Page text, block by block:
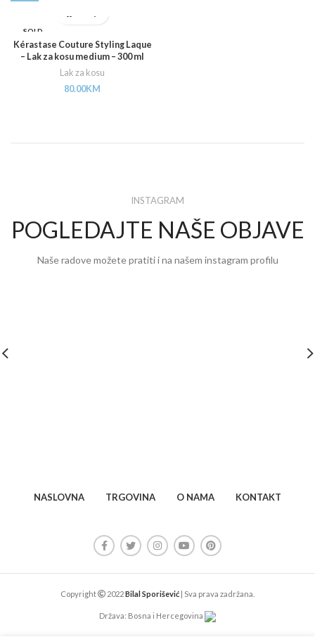
SOLD
Kérastase Couture Styling Laque
– Lak za kosu medium – 300 ml
Lak za kosu
80.00KM
INSTAGRAM
POGLEDAJTE NAŠE OBJAVE
Naše radove možete pratiti i na našem instagram profilu
NASLOVNA TRGOVINA O NAMA KONTAKT
Copyright 2022Bilal Sporišević | Sva prava zadržana.
Država: Bosna i Hercegovina